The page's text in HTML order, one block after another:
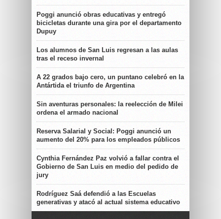
Poggi anunció obras educativas y entregó
bicicletas durante una gira por el departamento
Dupuy
Los alumnos de San Luis regresan a las aulas
tras el receso invernal
A 22 grados bajo cero, un puntano celebró en la
Antártida el triunfo de Argentina
Sin aventuras personales: la reelección de Milei
ordena el armado nacional
Reserva Salarial y Social: Poggi anunció un
aumento del 20% para los empleados públicos
Cynthia Fernández Paz volvió a fallar contra el
Gobierno de San Luis en medio del pedido de
jury
Rodríguez Saá defendió a las Escuelas
generativas y atacó al actual sistema educativo